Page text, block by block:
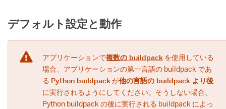
デフォルト設定と動作
アプリケーションで複数の buildpack ​ を使用している
場合、アプリケーションの第一言語の buildpack であ
る Python buildpack​ が他の言語の buildpack より後
に実行されるようにしてください。そうしない場合、
Python buildpack の後に実行される buildpack によっ